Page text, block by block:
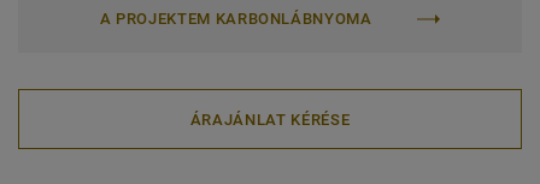
A PROJEKTEM KARBONLÁBNYOMA
ÁRAJÁNLAT KÉRÉSE